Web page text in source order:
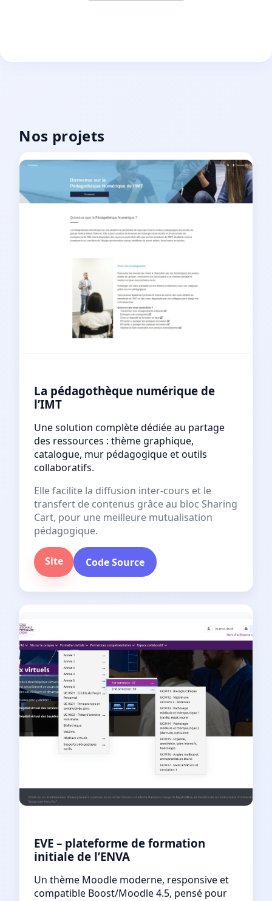
Nos projets
La pédagothèque numérique de
l’IMT
Une solution complète dédiée au partage
des ressources : thème graphique,
catalogue, mur pédagogique et outils
collaboratifs.
Elle facilite la diffusion inter-cours et le
transfert de contenus grâce au bloc Sharing
Cart, pour une meilleure mutualisation
pédagogique.
Site Code Source
EVE – plateforme de formation
initiale de l’ENVA
Un thème Moodle moderne, responsive et
compatible Boost/Moodle 4.5, pensé pour